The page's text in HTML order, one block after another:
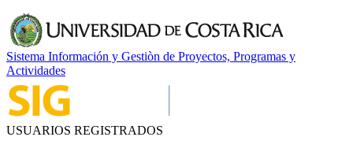
Sistema Información y Gestiòn de Proyectos, Programas y
Actividades
USUARIOS REGISTRADOS